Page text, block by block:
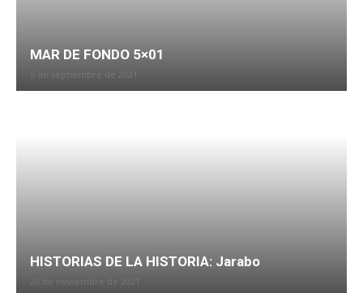
MAR DE FONDO 5×01
HISTORIAS DE LA HISTORIA: Jarabo
20 de noviembre de 2021